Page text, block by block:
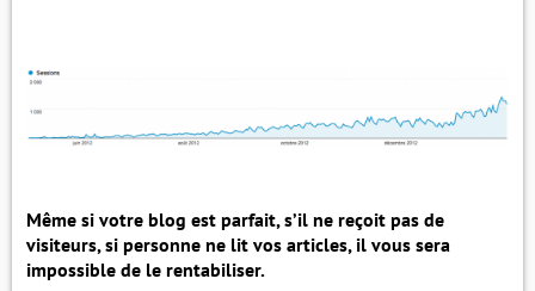
Même si votre blog est parfait, s’il ne reçoit pas de
visiteurs, si personne ne lit vos articles, il vous sera
impossible de le rentabiliser.